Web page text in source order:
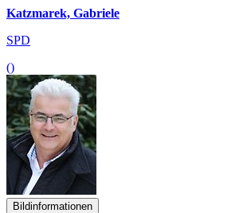
Katzmarek, Gabriele
SPD
()
Bildinformationen